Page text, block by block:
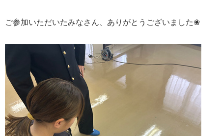
ご参加いただいたみなさん、ありがとうございました❀